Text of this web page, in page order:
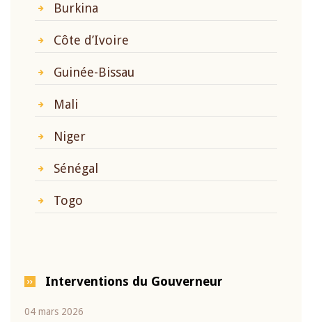
Burkina
Côte d’Ivoire
Guinée-Bissau
Mali
Niger
Sénégal
Togo
Interventions du Gouverneur
04 mars 2026